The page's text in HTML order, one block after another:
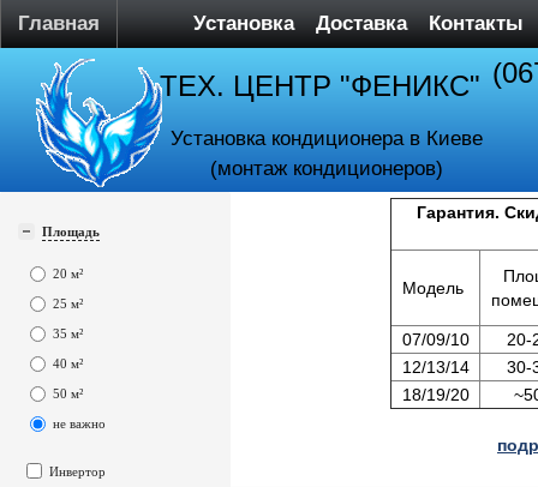
Главная Установка Доставка Контакты
ТЕХ. ЦЕНТР "ФЕНИКС"
Установка кондиционера в Киеве
(монтаж кондиционеров)
Площадь
20 м²
25 м²
35 м²
40 м²
50 м²
не важно
Инвертор
Гарантия.
Модель
07/09/10
20-
12/13/14
30-
18/19/20